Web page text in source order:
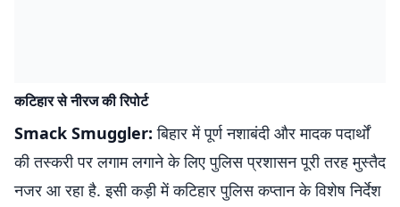
कटिहार से नीरज की रिपोर्ट
Smack Smuggler: बिहार में पूर्ण नशाबंदी और मादक पदार्थों
की तस्करी पर लगाम लगाने के लिए पुलिस प्रशासन पूरी तरह मुस्तैद
नजर आ रहा है. इसी कड़ी में कटिहार पुलिस कप्तान के विशेष निर्देश